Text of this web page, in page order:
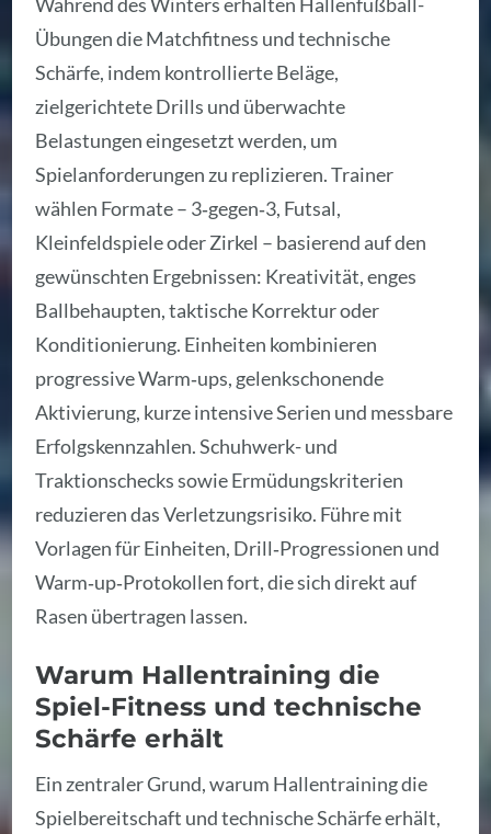
Übungen die Matchfitness und technische
Schärfe, indem kontrollierte Beläge,
zielgerichtete Drills und überwachte
Belastungen eingesetzt werden, um
Spielanforderungen zu replizieren. Trainer
wählen Formate – 3‑gegen‑3, Futsal,
Kleinfeldspiele oder Zirkel – basierend auf den
gewünschten Ergebnissen: Kreativität, enges
Ballbehaupten, taktische Korrektur oder
Konditionierung. Einheiten kombinieren
progressive Warm‑ups, gelenkschonende
Aktivierung, kurze intensive Serien und messbare
Erfolgskennzahlen. Schuhwerk- und
Traktionschecks sowie Ermüdungskriterien
reduzieren das Verletzungsrisiko. Führe mit
Vorlagen für Einheiten, Drill‑Progressionen und
Warm‑up‑Protokollen fort, die sich direkt auf
Rasen übertragen lassen.
Warum Hallentraining die
Spiel-Fitness und technische
Schärfe erhält
Ein zentraler Grund, warum Hallentraining die
Spielbereitschaft und technische Schärfe erhält,